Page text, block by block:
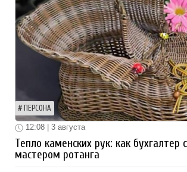
ПЕРСОНА
12:08 | 3 августа
Тепло каменских рук: как бухгалтер
мастером ротанга